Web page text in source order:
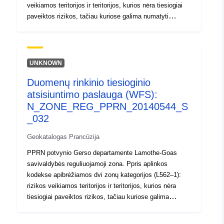
veikiamos teritorijos ir teritorijos, kurios nėra tiesiogiai
paveiktos rizikos, tačiau kuriose galima numatyti
Reglamentuose paprastai išskiriamos dvi zonų rūšys: 1
– „Uždraustos statyti teritorijos“, vadinamos
didelis, o bendra taisyklė – statybos draudimas; 2-
„nustatytos teritorijos“, vadinamos mėlynosiomis
zonomis, kuriose pavojaus lygis yra vidutinis, o
projektams taikomi reikalavimai, pritaikyti prie klausimo
rūšies; Teritorijos, kurioms tiesiogiai negresia rizika,
tačiau kuriose statybos, darbai, statyba ar ūkiai, žemės
ūkis, miškininkystė, amatai, komercinė ar pramoninė
veikla gali padidinti riziką arba sukelti naujų pavojų,
kuriems taikomi draudimai ar reikalavimai (žr. Aplinkos
kodekso L562–1 straipsnį). Pastaroji kategorija taikoma
tik natūralioms RPP.
UNKNOWN
Duomenų rinkinio tiesioginio
atsisiuntimo paslauga (WFS):
N_ZONE_REG_PPRN_20140544_S
_032
Geokatalogas Prancūzija
PPRN potvynio Gerso departamente Lamothe-Goas
savivaldybės reguliuojamoji zona. Ppris aplinkos
kodekse apibrėžiamos dvi zonų kategorijos (L562–1):
rizikos veikiamos teritorijos ir teritorijos, kurios nėra
tiesiogiai paveiktos rizikos, tačiau kuriose galima